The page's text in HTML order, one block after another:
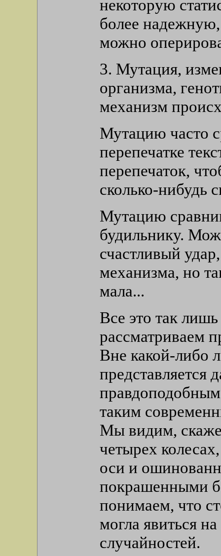
некоторую
более
можно
3. Мутация,
организма,
механизм
Мутацию часто
перепечатке
перепечаток,
сколько-нибудь
Мутацию
будильнику.
счастливый
механизма, но
мала...
Все это так
рассматриваем
Вне какой-либо
представляется
таким
Мы видим,
четырех
оси и
покрашенными
понимаем, что
могла явиться
случайностей.